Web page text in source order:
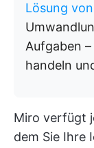
Lösung
Aufgaben
handeln
Miro verfügt
dem Sie Ihre